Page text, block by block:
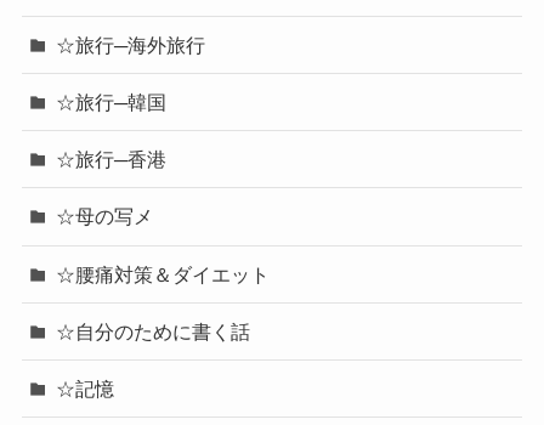
☆旅行─海外旅行
☆旅行─韓国
☆旅行─香港
☆母の写メ
☆腰痛対策＆ダイエット
☆自分のために書く話
☆記憶